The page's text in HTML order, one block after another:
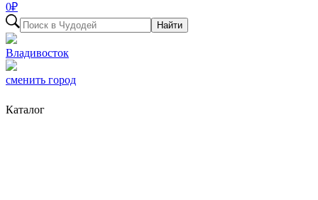
0₽
Найти
Владивосток
сменить город
Каталог